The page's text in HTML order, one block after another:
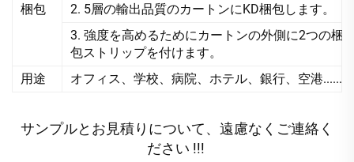
梱包
2. 5層の輸出品質のカートンにKD梱包します。
3. 強度を高めるためにカートンの外側に2つの梱
包ストリップを付けます。
用途
オフィス、学校、病院、ホテル、銀行、空港......
サンプルとお見積りについて、遠慮なくご連絡く
ださい !!!